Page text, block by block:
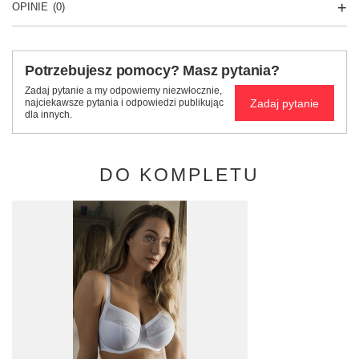
OPINIE (0)
Potrzebujesz pomocy? Masz pytania?
Zadaj pytanie a my odpowiemy niezwłocznie,
najciekawsze pytania i odpowiedzi publikując
dla innych.
Zadaj pytanie
DO KOMPLETU